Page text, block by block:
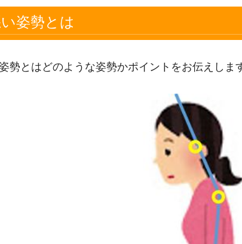
姿勢とは
勢とはどのような姿勢かポイントをお伝えしま